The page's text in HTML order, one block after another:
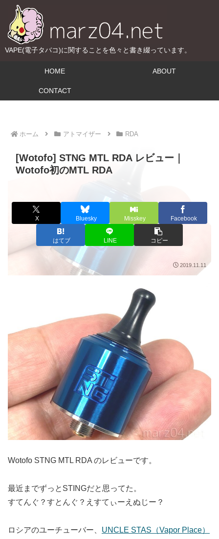
VAPE(電子タバコ)に関することを色々と書き綴っています。
HOME ABOUT
CONTACT
ホーム アトマイザー RDA
[Wotofo] STNG MTL RDA レビュー｜
Wotofo初のMTL RDA
X Bluesky Misskey Facebook
はてブ LINE コピー
2019.11.11
Wotofo STNG MTL RDA のレビューです。
最近までずっとSTINGだと思ってた。
すてんぐ？すとんぐ？えすてぃーえぬじー？
ロシアのユーチューバー、 UNCLE STAS（Vapor Place）